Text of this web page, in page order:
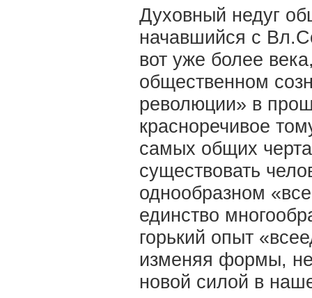
Духовный недуг
начавшийся с
вот уже более
общественном
революции» в
красноречивое
самых общих
существовать
однообразном
единство
горький опыт
изменяя формы, не
новой силой в